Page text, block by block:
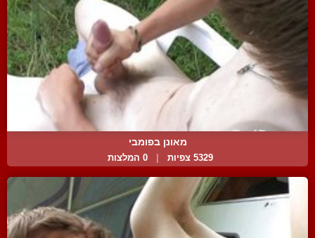
מאונן בפומבי
5329 צפיות | 0 המלצות